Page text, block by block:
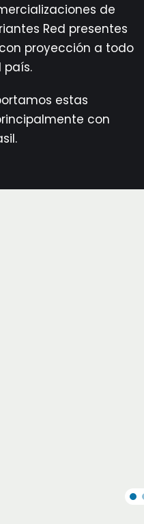
de
Red presentes
proyección a todo
país.
estas
con